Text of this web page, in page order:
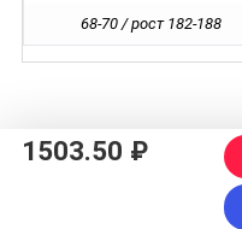
68-70 / рост 182-188
1503.50 ₽